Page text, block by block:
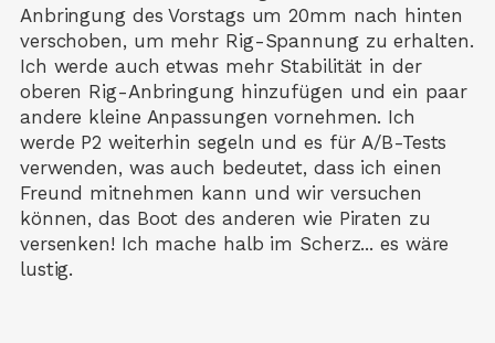
Anbringung des Vorstags um 20mm nach hinten
verschoben, um mehr Rig-Spannung zu erhalten.
Ich werde auch etwas mehr Stabilität in der
oberen Rig-Anbringung hinzufügen und ein paar
andere kleine Anpassungen vornehmen. Ich
werde P2 weiterhin segeln und es für A/B-Tests
verwenden, was auch bedeutet, dass ich einen
Freund mitnehmen kann und wir versuchen
können, das Boot des anderen wie Piraten zu
versenken! Ich mache halb im Scherz... es wäre
lustig.